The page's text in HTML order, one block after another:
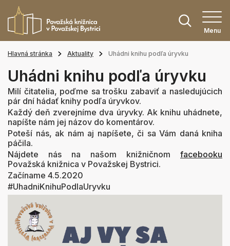
Menu
Hlavná stránka Aktuality Uhádni knihu podľa úryvku
Uhádni knihu podľa úryvku
Milí čitatelia, poďme sa trošku zabaviť a nasledujúcich
pár dní hádať knihy podľa úryvkov.
Každý deň zverejníme dva úryvky. Ak knihu uhádnete,
napíšte nám jej názov do komentárov.
Poteší nás, ak nám aj napíšete, či sa Vám daná kniha
páčila.
Nájdete nás na našom knižničnom facebooku
Považská knižnica v Považskej Bystrici.
Začíname 4.5.2020
#UhadniKnihuPodlaUryvku